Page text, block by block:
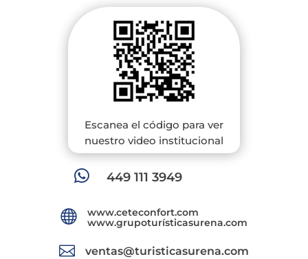
Escanea el código para ver
nuestro video institucional
 449 111 3949

www.ceteconfort.com
www.grupoturísticasurena.com
 ventas@turisticasurena.com